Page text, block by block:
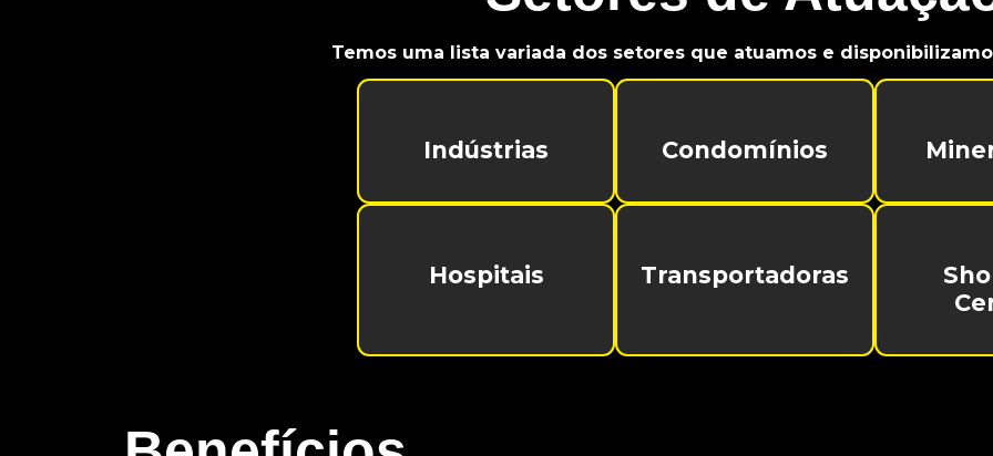
Temos uma lista variada dos setores que atuamos e
Indústrias Condomínios
Hospitais Transportadoras